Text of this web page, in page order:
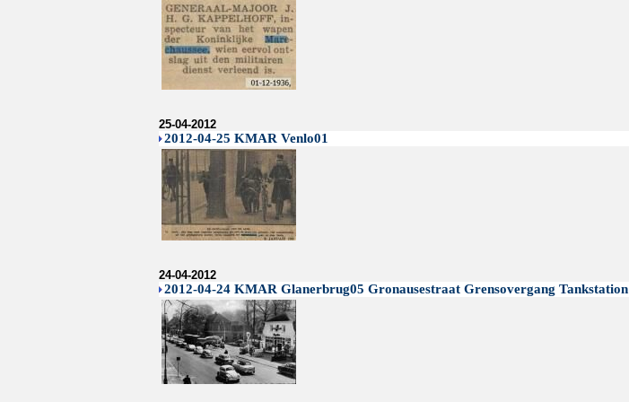
25-04-2012
2012-04-25 KMAR Venlo01
24-04-2012
2012-04-24 KMAR Glanerbrug05 Gronausestraat Grensovergang Tankstation